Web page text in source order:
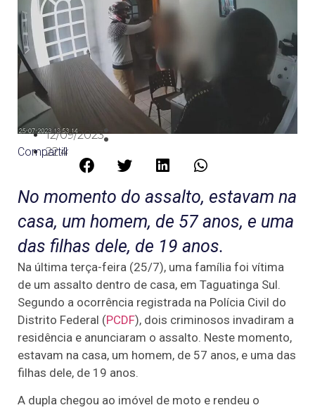
12/09/2023
22:43
Compartilhe:
No momento do assalto, estavam na
casa, um homem, de 57 anos, e uma
das filhas dele, de 19 anos.
Na última terça-feira (25/7), uma família foi vítima
de um assalto dentro de casa, em Taguatinga Sul.
Segundo a ocorrência registrada na Polícia Civil do
Distrito Federal (PCDF), dois criminosos invadiram a
residência e anunciaram o assalto. Neste momento,
estavam na casa, um homem, de 57 anos, e uma das
filhas dele, de 19 anos.
A dupla chegou ao imóvel de moto e rendeu o